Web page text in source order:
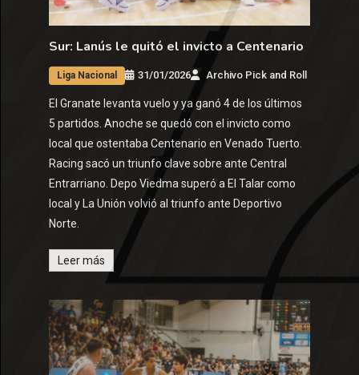
Sur: Lanús le quitó el invicto a Centenario
Liga Nacional 31/01/2026 Archivo Pick and Roll
El Granate levanta vuelo y ya ganó 4 de los últimos
5 partidos. Anoche se quedó con el invicto como
local que ostentaba Centenario en Venado Tuerto.
Racing sacó un triunfo clave sobre ante Central
Entrarriano. Depo Viedma superó a El Talar como
local y La Unión volvió al triunfo ante Deportivo
Norte.
Leer más